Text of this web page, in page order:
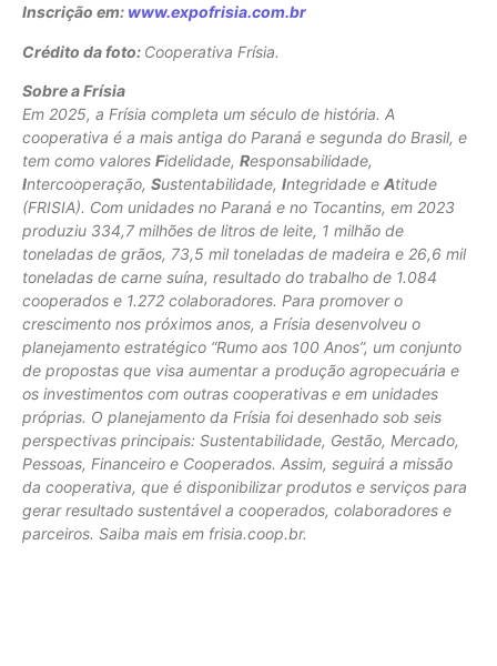
Inscrição em: www.expofrisia.com.br
Crédito da foto: Cooperativa Frísia.
Sobre a Frísia
Em 2025, a Frísia completa um século de história. A
cooperativa é a mais antiga do Paraná e segunda do Brasil, e
tem como valores Fidelidade, Responsabilidade,
Intercooperação, Sustentabilidade, Integridade e Atitude
(FRISIA). Com unidades no Paraná e no Tocantins, em 2023
produziu 334,7 milhões de litros de leite, 1 milhão de
toneladas de grãos, 73,5 mil toneladas de madeira e 26,6 mil
toneladas de carne suína, resultado do trabalho de 1.084
cooperados e 1.272 colaboradores. Para promover o
crescimento nos próximos anos, a Frísia desenvolveu o
planejamento estratégico “Rumo aos 100 Anos”, um conjunto
de propostas que visa aumentar a produção agropecuária e
os investimentos com outras cooperativas e em unidades
próprias. O planejamento da Frísia foi desenhado sob seis
perspectivas principais: Sustentabilidade, Gestão, Mercado,
Pessoas, Financeiro e Cooperados. Assim, seguirá a missão
da cooperativa, que é disponibilizar produtos e serviços para
gerar resultado sustentável a cooperados, colaboradores e
parceiros. Saiba mais em frisia.coop.br.